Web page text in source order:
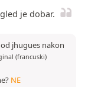
je dobar.
od jhugues nakon
(francuski)
NE